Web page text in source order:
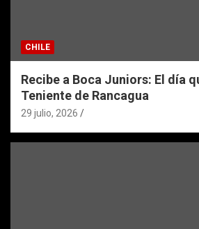
CHILE
Recibe a Boca Juniors: El día
Teniente de Rancagua
29 julio, 2026